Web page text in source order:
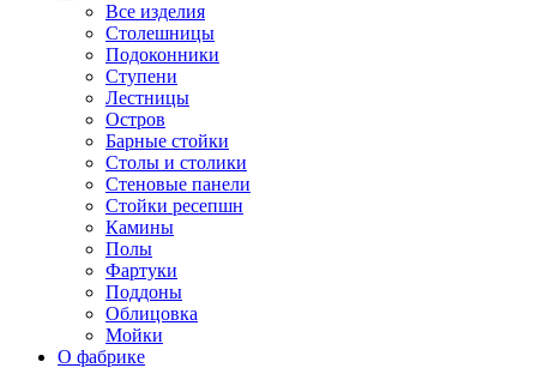
Все изделия
Столешницы
Подоконники
Ступени
Лестницы
Остров
Барные стойки
Столы и столики
Стеновые панели
Стойки ресепшн
Камины
Полы
Фартуки
Поддоны
Облицовка
Мойки
О фабрике